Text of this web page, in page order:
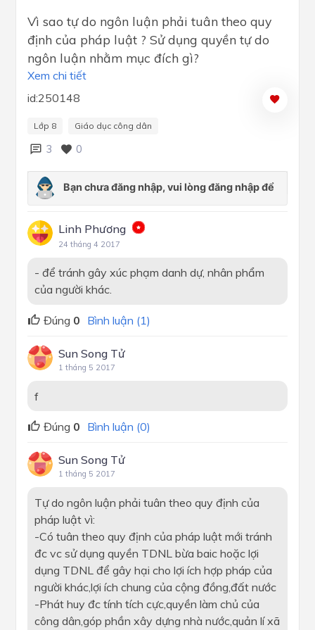
Vì sao tự do ngôn luận phải tuân theo quy
định của pháp luật ? Sử dụng quyền tự do
ngôn luận nhằm mục đích gì?
Xem chi tiết
id:250148
Lớp 8 Giáo dục công dân
3 0
Linh Phương
24 tháng 4 2017
- để tránh gây xúc phạm danh dự, nhân phẩm
của người khác.
Đúng 0 Bình luận (1)
Sun Song Tử
1 tháng 5 2017
f
Đúng 0 Bình luận (0)
Sun Song Tử
1 tháng 5 2017
Tự do ngôn luận phải tuân theo quy định của
pháp luật vì:
-Có tuân theo quy định của pháp luật mới tránh
đc vc sử dụng quyền TDNL bừa baic hoặc lợi
dụng TDNL để gây hại cho lợi ích hợp pháp của
người khác,lợi ích chung của cộng đồng,đất nước
-Phát huy đc tính tích cực,quyền làm chủ của
công dân,góp phần xây dựng nhà nước,quản lí xã